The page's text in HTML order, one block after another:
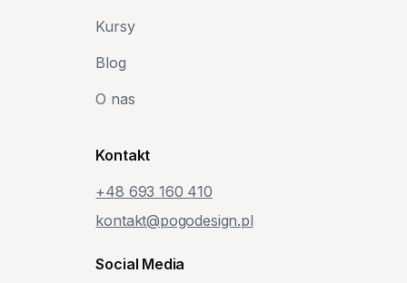
Kursy
Blog
O nas
Kontakt
+48‭ 693 160 410‬
kontakt@pogodesign.pl
Social Media